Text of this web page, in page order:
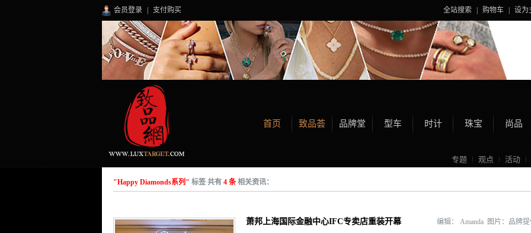
会员登录 支付购买 全站搜索 购物车 设为
首页 致品荟 品牌堂 型车 时计 珠宝 尚品
专题 观点 活动
"Happy Diamonds系列" 标签 共有 4 条相关资讯：
萧邦上海国际金融中心IFC专卖店重装开幕 编辑： Amanda 图片：品牌